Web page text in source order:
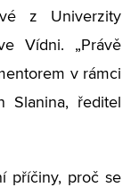
z Univerzity
Vídni. „Právě
v rámci
Slanina, ředitel
příčiny, proč se